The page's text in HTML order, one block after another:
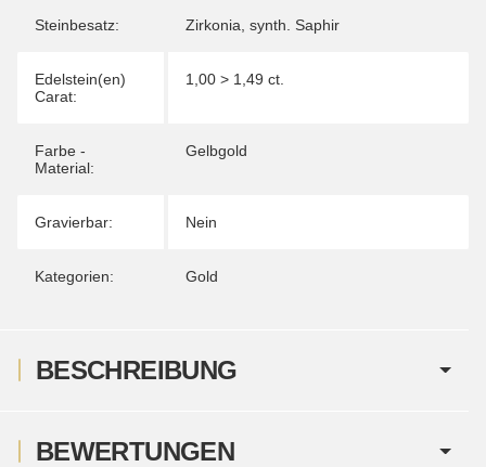
Steinbesatz: Zirkonia synth. Saphir
Edelstein(en)
Carat:
1,00 > 1,49 ct.
Farbe -
Material:
Gelbgold
Gravierbar: Nein
Kategorien: Gold
BESCHREIBUNG
BEWERTUNGEN